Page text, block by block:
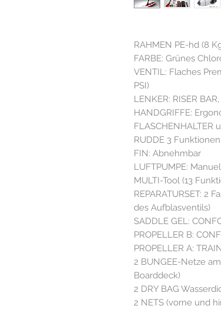
RAHMEN PE-hd (8
FARBE: Grünes
VENTIL: Flaches
PSI)
LENKER: RISER
HANDGRIFFE:
FLASCHENHALTER
RUDDE 3 Funktionen
FIN: Abnehmbar
LUFTPUMPE:
MULTI-Tool (13
REPARATURSET: 2
des Aufblasventils)
SADDLE GEL:
PROPELLER B:
PROPELLER A:
2 BUNGEE-Netze
Boarddeck)
2 DRY BAG
2 NETS (vorne und